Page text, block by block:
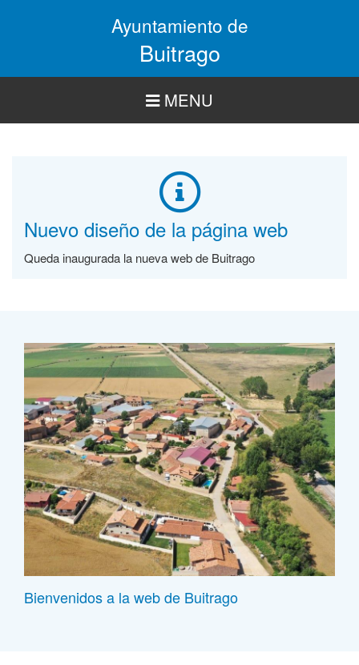
Ayuntamiento de
Buitrago
MENU
Nuevo diseño de la página web
Queda inaugurada la nueva web de Buitrago
Bienvenidos a la web de Buitrago